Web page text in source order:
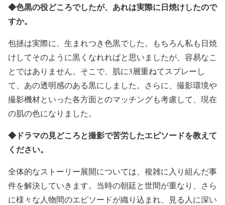
◆色黒の役どころでしたが、あれは実際に日焼けしたので
すか。
包拯は実際に、生まれつき色黒でした。もちろん私も日焼
けしてそのように黒くなれればと思いましたが、容易なこ
とではありません。そこで、肌に3層重ねてスプレーし
て、あの透明感のある黒にしました。さらに、撮影環境や
撮影機材といった各方面とのマッチングも考慮して、現在
の肌の色になりました。
◆ドラマの見どころと撮影で苦労したエピソードを教えて
ください。
全体的なストーリー展開については、複雑に入り組んだ事
件を解決していきます。当時の朝廷と世間が重なり、さら
に様々な人物間のエピソードが織り込まれ、見る人に深い